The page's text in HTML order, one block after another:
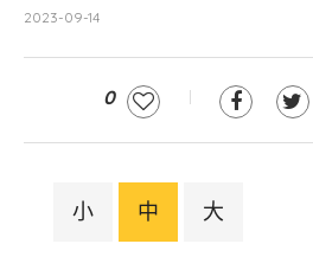
2023-09-14
0
小 中 大